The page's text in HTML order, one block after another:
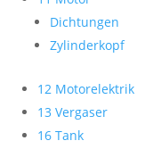
Dichtungen
Zylinderkopf
12 Motorelektrik
13 Vergaser
16 Tank